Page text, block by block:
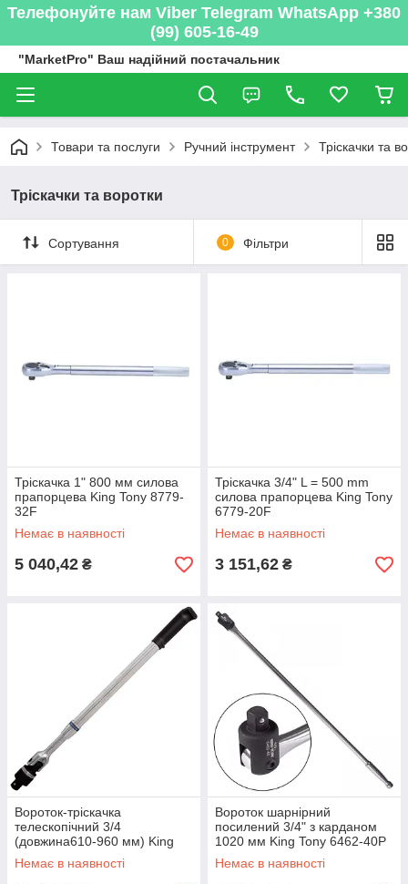
Телефонуйте нам Viber Telegram WhatsApp +380
(99) 605-16-49
"MarketPro" Ваш надійний постачальник
Товари та послуги Ручний інструмент Тріскачки та
Тріскачки та воротки
Сортування 0 Фільтри
Тріскачка 1" 800 мм силова
прапорцева King Tony 8779-
32F
Немає в наявності
5 040,42 ₴
Тріскачка 3/4" L = 500 mm
силова прапорцева King Tony
6779-20F
Немає в наявності
3 151,62 ₴
Вороток-тріскачка
телескопічний 3/4
(довжина610-960 мм) King
Tony 6482-24G
Немає в наявності
Вороток шарнірний
посилений 3/4" з карданом
1020 мм King Tony 6462-40P
Немає в наявності